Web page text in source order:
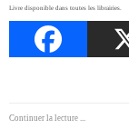
Livre disponible dans toutes les librairies.
Continuer la lecture ...